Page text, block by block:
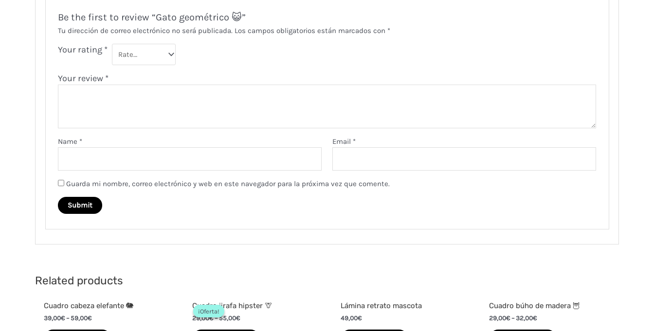
Be the first to review “Gato geométrico 😺”
Tu dirección de correo electrónico no será publicada. Los campos obligatorios están marcados con *
Your rating *
Your review *
Name * Email *
Guarda mi nombre, correo electrónico y web en este navegador para la próxima vez que comente.
Related products
Cuadro cabeza elefante 🐘
39,00€– 59,00€
¡Oferta!
¡Oferta!
Cuadro jirafa hipster 🦒
29,00€–55,00€
Lámina retrato mascota
49,00€
Cuadro búho de madera 🦉
29,00€–32,00€